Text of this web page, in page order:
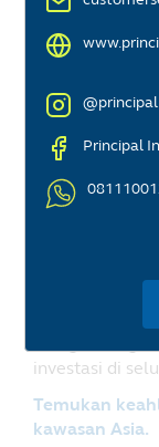
Principal
investasi di
Temukan
kawasan Asia.